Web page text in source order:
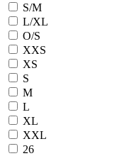
S/M
L/XL
O/S
XXS
XS
S
M
L
XL
XXL
26